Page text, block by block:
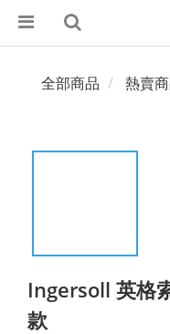
全部商品 熱賣
Ingersoll 英格
款